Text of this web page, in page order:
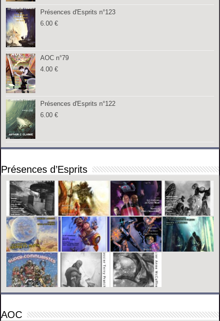
Présences d'Esprits n°123
6.00€
AOC n°79
4.00€
Présences d'Esprits n°122
6.00€
Présences d’Esprits
AOC